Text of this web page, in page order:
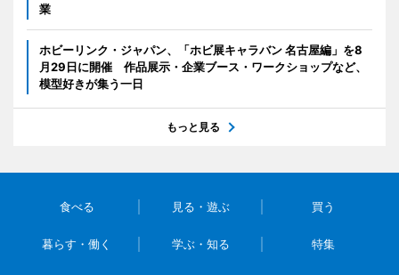
業
ホビーリンク・ジャパン、「ホビ展キャラバン 名古屋編」を8
月29日に開催 作品展示・企業ブース・ワークショップなど、
模型好きが集う一日
もっと見る
食べる 見る・遊ぶ 買う
暮らす・働く 学ぶ・知る 特集